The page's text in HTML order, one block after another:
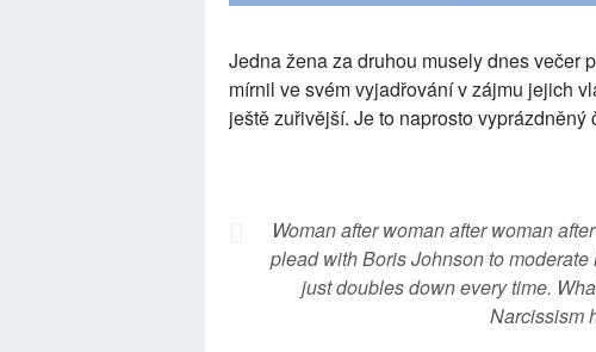
Jedna žena za druhou musely dnes večer
mírnil ve svém vyjadřování v zájmu jejich
ještě zuřivější. Je to naprosto
Woman after woman after woman
plead with Boris Johnson to
just doubles down every time.
Narcissism